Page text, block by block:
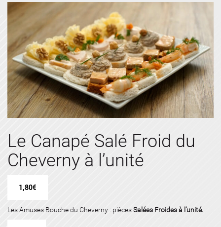
Le Canapé Salé Froid du
Cheverny à l’unité
1,80€
Les Amuses Bouche du Cheverny : piècesSalées Froides à l’unité.